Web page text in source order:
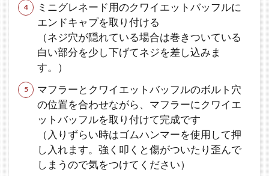
ミニグレネード用のクワイエットバッフルに
エンドキャプを取り付ける
（ネジ穴が隠れている場合は巻きついている
白い部分を少し下げてネジを差し込みま
す。）
マフラーとクワイエットバッフルのボルト穴
の位置を合わせながら、マフラーにクワイエ
ットバッフルを取り付けて完成です
（入りずらい時はゴムハンマーを使用して押
し入れます。強く叩くと傷がついたり歪んで
しまうので気をつけてください）